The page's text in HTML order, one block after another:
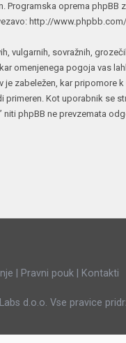
. Programska oprema phpBB
http://www.phpbb.com/
vulgarnih, sovražnih,
omenjenega pogoja vas
kar pripomore k
Kot uporabnik se
niti phpBB ne prevzemata
Pravni pouk Kontakti
d.o.o. Vse pravice